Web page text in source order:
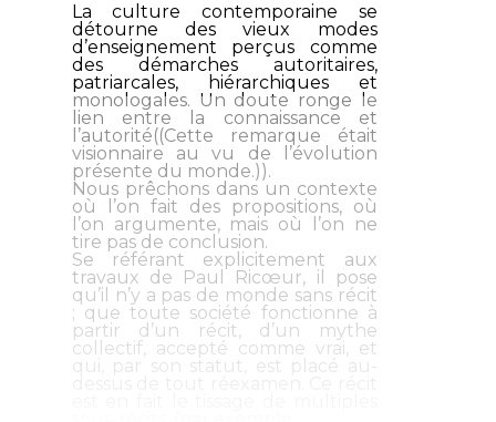
La culture contemporaine se
détourne des vieux modes
d’enseignement perçus comme
des démarches autoritaires,
patriarcales, hiérarchiques et
monologales. Un doute ronge le
lien entre la connaissance et
l’autorité((Cette remarque était
visionnaire au vu de l’évolution
présente du monde.)).
Nous prêchons dans un contexte
où l’on fait des propositions, où
l’on argumente, mais où l’on ne
tire pas de conclusion.
Se référant explicitement aux
travaux de Paul Ricœur, il pose
qu’il n’y a pas de monde sans récit
; que toute société fonctionne à
partir d’un récit, d’un mythe
collectif, accepté comme vrai, et
qui, par son statut, est placé au-